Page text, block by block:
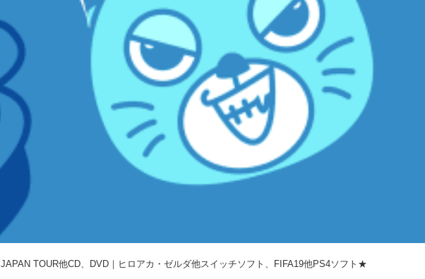
TOUR他CD、DVD｜ヒロアカ・ゼルダ他スイッチソフト、FIFA19他PS4ソフト★